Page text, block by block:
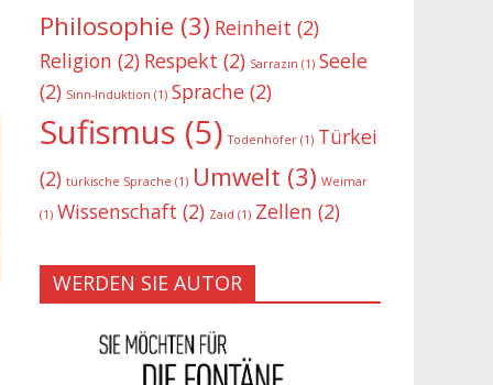
Philosophie (3) Reinheit (2)
Religion (2) Respekt (2) Sarrazin (1) Seele
(2) Sinn-Induktion (1) Sprache (2)
Sufismus (5) Todenhöfer (1) Türkei
(2) türkische Sprache (1) Umwelt (3) Weimar
(1) Wissenschaft (2) Zaid (1) Zellen (2)
WERDEN SIE AUTOR